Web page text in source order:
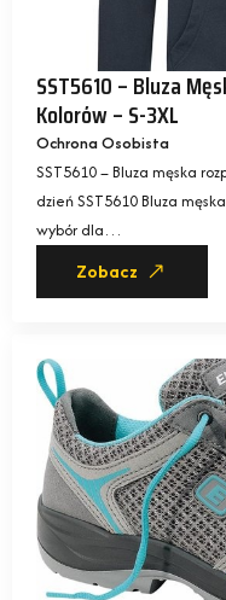
SST5610 – Bluza
Kolorów – S-3XL
Ochrona Osobista
SST5610 – Bluza męska
dzień SST5610 Bluza
wybór dla…
Zobacz